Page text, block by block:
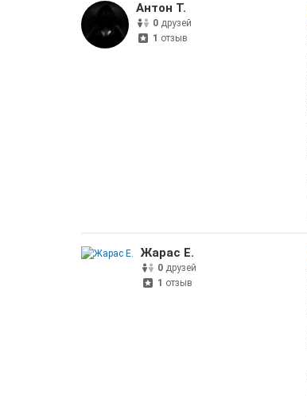
Антон Т.
0 друзей
1 отзыв
Жарас Е.
0 друзей
1 отзыв